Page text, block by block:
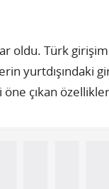
oldu. Türk
yurtdışındaki
çıkan